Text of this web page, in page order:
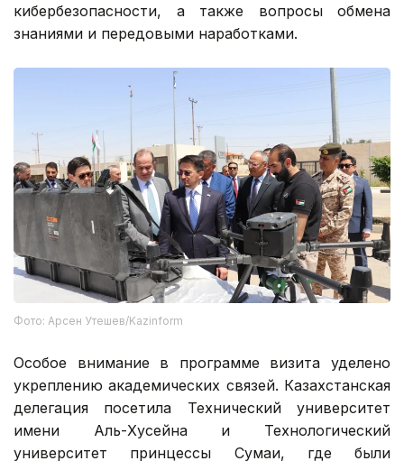
кибербезопасности, а также вопросы обмена
знаниями и передовыми наработками.
Фото: Арсен Утешев/Kazinform
Особое внимание в программе визита уделено
укреплению академических связей. Казахстанская
делегация посетила Технический университет
имени Аль-Хусейна и Технологический
университет принцессы Сумаи, где были